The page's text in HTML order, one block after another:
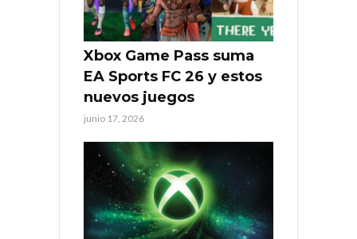
Xbox Game Pass suma
EA Sports FC 26 y estos
nuevos juegos
junio 17, 2026